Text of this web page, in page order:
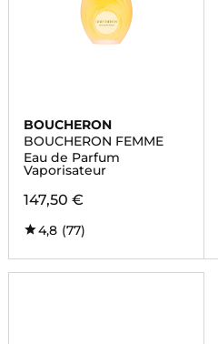
BOUCHERON
BOUCHERON FEMME
Eau de Parfum
Vaporisateur
147,50 €
4,8 (77)